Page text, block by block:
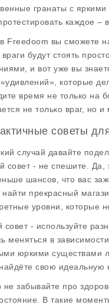
гранаты с
каждое –
Freedoom вы сможете
враги будут стоять
и вот уже вы
«удивлений», которые
время не только на
не только враг, но
советы
случай давайте
совет - не спешите. Да,
шансов, что вас
прекрасный
уровни, которые
совет - используйте
меняться в
юркими существами
свою идеальную
не забывайте про
В такие